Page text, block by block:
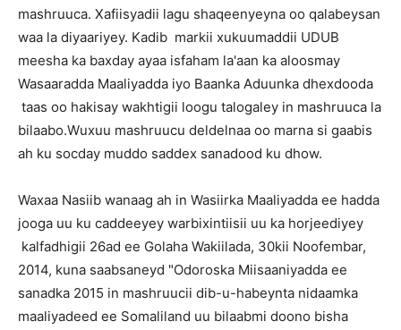
mashruuca. Xafiisyadii lagu shaqeenyeyna oo qalabeysan
waa la diyaariyey. Kadib markii xukuumaddii UDUB
meesha ka baxday ayaa isfaham la'aan ka aloosmay
Wasaaradda Maaliyadda iyo Baanka Aduunka dhexdooda
taas oo hakisay wakhtigii loogu talogaley in mashruuca la
bilaabo.Wuxuu mashruucu deldelnaa oo marna si gaabis
ah ku socday muddo saddex sanadood ku dhow.
Waxaa Nasiib wanaag ah in Wasiirka Maaliyadda ee hadda
jooga uu ku caddeeyey warbixintiisii uu ka horjeediyey
kalfadhigii 26ad ee Golaha Wakiilada, 30kii Noofembar,
2014, kuna saabsaneyd "Odoroska Miisaaniyadda ee
sanadka 2015 in mashruucii dib-u-habeynta nidaamka
maaliyadeed ee Somaliland uu bilaabmi doono bisha